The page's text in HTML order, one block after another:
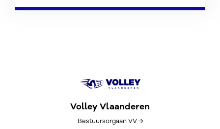
Volley Vlaanderen
Bestuursorgaan VV →